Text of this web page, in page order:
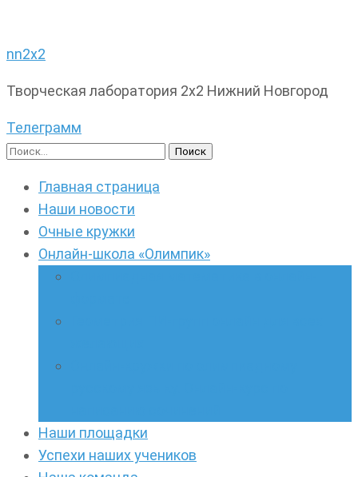
nn2x2
Творческая лаборатория 2х2 Нижний Новгород
Телеграмм
Найти:
Главная страница
Наши новости
Очные кружки
Онлайн-школа «Олимпик»
Наши площадки
Успехи наших учеников